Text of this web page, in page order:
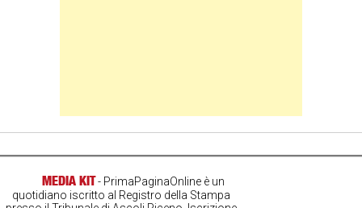
MEDIA KIT- PrimaPaginaOnline è un
quotidiano iscritto al Registro della Stampa